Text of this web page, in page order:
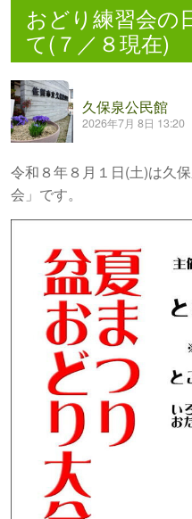
おどり練習会の
て(７／８現在)
久保泉公民館
2026年7月 8日 13:20
令和８年８月１日(土)は久
会」です。